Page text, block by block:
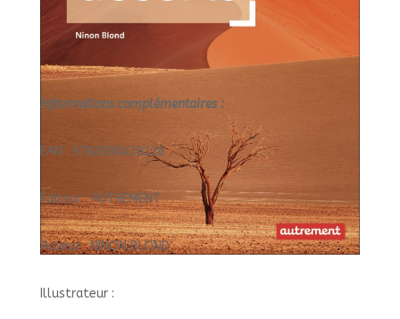
Informations complémentaires :
EAN : 9782080438126
Éditeur : AUTREMENT
Auteur : NINON BLOND
Illustrateur :